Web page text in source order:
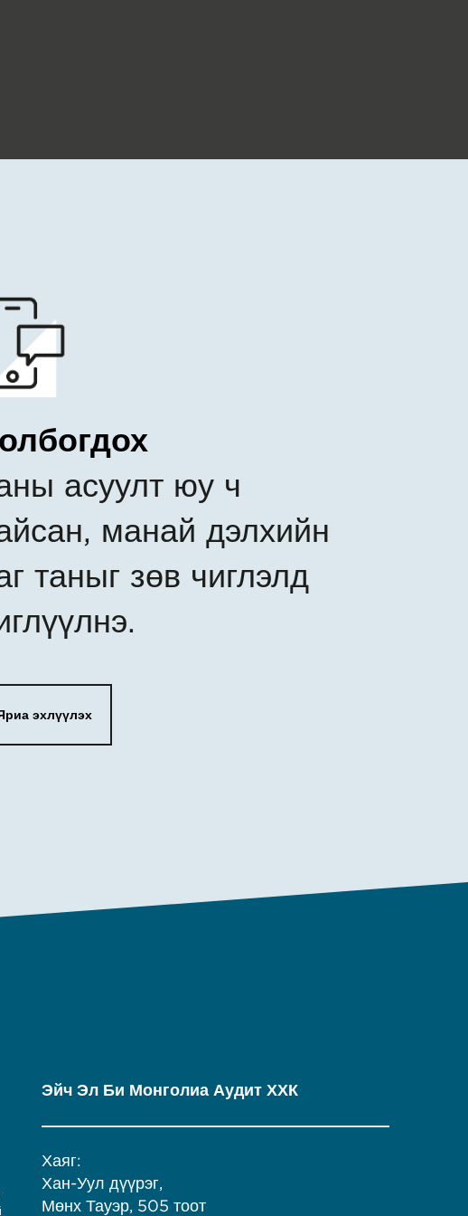
асуулт юу ч
манай дэлхийн
таныг зөв чиглэлд
эхлүүлэх
Эйч Эл Би Монголиа Аудит ХХК
Хаяг:
Хан-Уул дүүрэг,
Мөнх Тауэр, 505 тоот